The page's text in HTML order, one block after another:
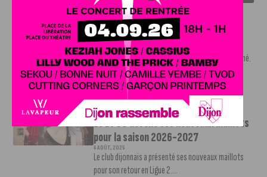
INFOS,SPORT
Nouvelle arrivée à la JDA Basket,
Shevon Thompson est dijonnais
7 AOÛT, 2026
Le mercato estival de la JDA n’est pas encore terminé.
Une nouvelle recrue vient...
INFOS,SPORT
Le DFCO dévoile ses nouveaux maillots
pour la saison 2026-2027
6 AOÛT, 2026
Le club dijonnais a présenté ses nouveaux maillots
pour son retour en Ligue 2....